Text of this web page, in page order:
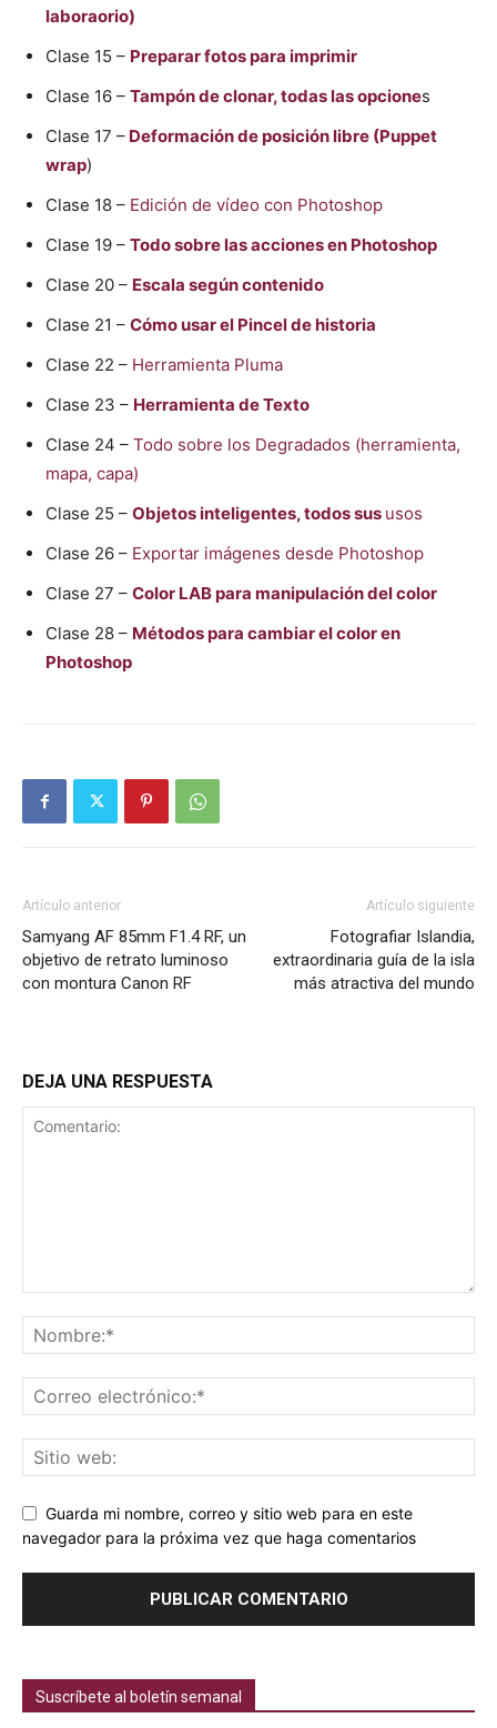
laboraorio)
Clase 15 – Preparar fotos para imprimir
Clase 16 – Tampón de clonar, todas las opciones
Clase 17 – Deformación de posición libre (Puppet
wrap)
Clase 18 – Edición de vídeo con Photoshop
Clase 19 – Todo sobre las acciones en Photoshop
Clase 20 – Escala según contenido
Clase 21 – Cómo usar el Pincel de historia
Clase 22 – Herramienta Pluma
Clase 23 – Herramienta de Texto
Clase 24 – Todo sobre los Degradados (herramienta,
mapa, capa)
Clase 25 – Objetos inteligentes, todos sus usos
Clase 26 – Exportar imágenes desde Photoshop
Clase 27 – Color LAB para manipulación del color
Clase 28 – Métodos para cambiar el color en
Photoshop
Artículo anterior
Samyang AF 85mm F1.4 RF, un
objetivo de retrato luminoso
con montura Canon RF
Artículo siguiente
Fotografiar Islandia,
extraordinaria guía de la isla
más atractiva del mundo
DEJA UNA RESPUESTA
Guarda mi nombre, correo y sitio web para en este
navegador para la próxima vez que haga comentarios
Suscríbete al boletín semanal